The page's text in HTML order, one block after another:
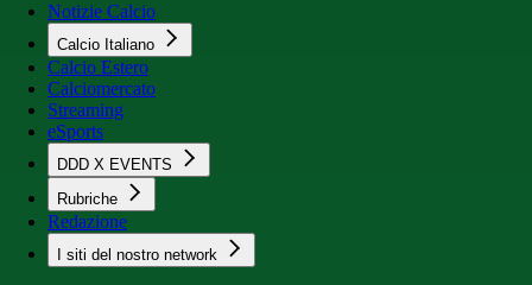
Notizie Calcio
Calcio Italiano
Calcio Estero
Calciomercato
Streaming
eSports
DDD X EVENTS
Rubriche
Redazione
I siti del nostro network